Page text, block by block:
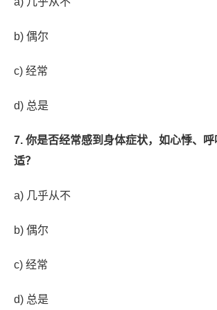
b) 偶尔
c) 经常
d) 总是
7. 你是否经常感到身体症状，如心悸、
适？
a) 几乎从不
b) 偶尔
c) 经常
d) 总是